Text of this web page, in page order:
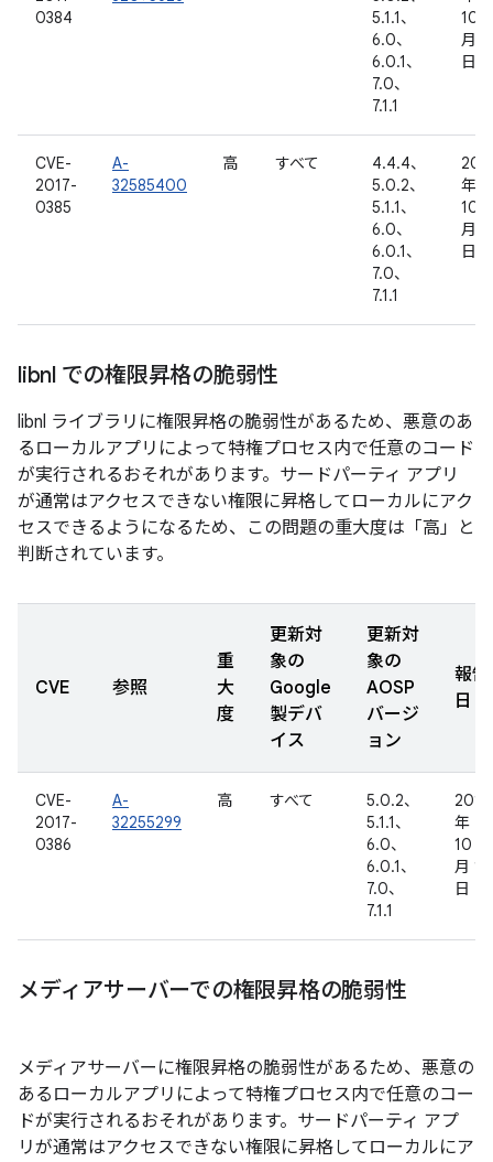
0384
5.1.1、
6.0、
6.0.1、
7.0、
7.1.1
10
月 11
日
CVE-
2017-
0385
A-
32585400
高 すべて
4.4.4、
5.0.2、
5.1.1、
6.0、
6.0.1、
7.0、
7.1.1
年
10
月 11
日
libnl での権限昇格の脆弱性
libnl ライブラリに権限昇格の脆弱性があるため、悪意のあ
るローカルアプリによって特権プロセス内で任意のコード
が実行されるおそれがあります。サードパーティ アプリ
が通常はアクセスできない権限に昇格してローカルにアク
セスできるようになるため、この問題の重大度は「高」と
判断されています。
CVE 参照
重
大
度
更新対
象の
Google
製デバ
イス
更新対
象の
AOSP
バージ
ョン
報告
日
CVE-
2017-
0386
A-
32255299
高 すべて
5.0.2、
5.1.1、
6.0、
6.0.1、
7.0、
7.1.1
2016
年
10
月 18
日
メディアサーバーでの権限昇格の脆弱性
メディアサーバーに権限昇格の脆弱性があるため、悪意の
あるローカルアプリによって特権プロセス内で任意のコー
ドが実行されるおそれがあります。サードパーティ アプ
リが通常はアクセスできない権限に昇格してローカルにア